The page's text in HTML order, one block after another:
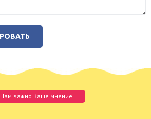
Нам важно Ваше мнение